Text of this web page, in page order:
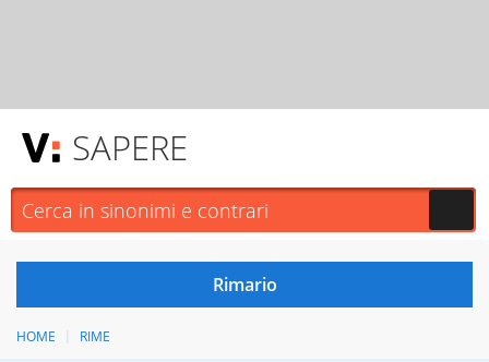
SAPERE
HOME RIME